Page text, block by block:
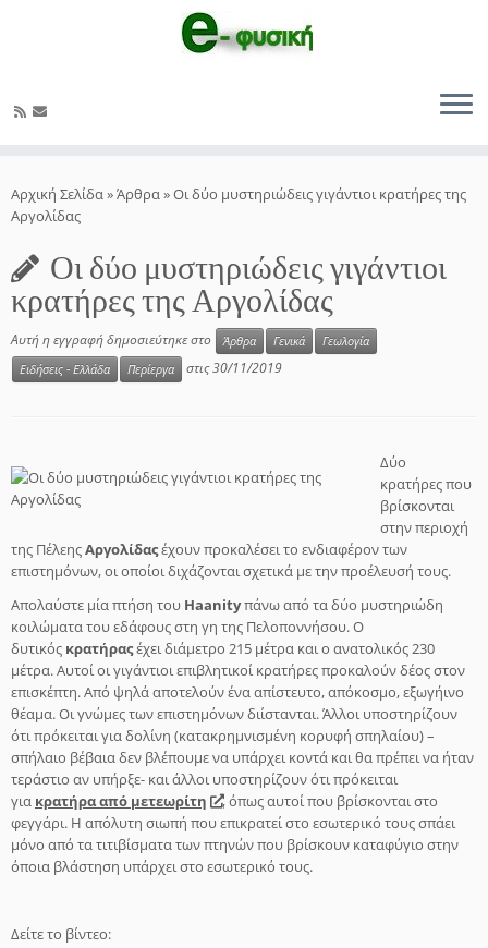
στο
περιεχόμενο
Αρχική Σελίδα»Άρθρα»Οι δύο μυστηριώδεις γιγάντιοι κρατήρες της
Αργολίδας
Οι δύο μυστηριώδεις γιγάντιοι
κρατήρες της Αργολίδας
Αυτή η εγγραφή δημοσιεύτηκε στο Άρθρα Γενικά
Γεωλογία
Ειδήσεις - Ελλάδα
Περίεργα στις30/11/2019
Δύο
κρατήρες που
βρίσκονται
στην περιοχή
της ΠέλεηςΑργολίδαςέχουν προκαλέσει το ενδιαφέρον των
επιστημόνων, οι οποίοι διχάζονται σχετικά με την προέλευσή τους.
Απολαύστε μία πτήση του Haanityπάνω από τα δύο μυστηριώδη
κοιλώματα του εδάφους στη γη της Πελοποννήσου. Ο
δυτικός κρατήραςέχει διάμετρο 215 μέτρα και ο ανατολικός 230
μέτρα. Αυτοί οι γιγάντιοι επιβλητικοί κρατήρες προκαλούν δέος στον
επισκέπτη. Από ψηλά αποτελούν ένα απίστευτο, απόκοσμο, εξωγήινο
θέαμα. Οι γνώμες των επιστημόνων διίστανται. Άλλοι υποστηρίζουν
ότι πρόκειται για δολίνη (κατακρημνισμένη κορυφή σπηλαίου) –
σπήλαιο βέβαια δεν βλέπουμε να υπάρχει κοντά και θα πρέπει να ήταν
τεράστιο αν υπήρξε- και άλλοι υποστηρίζουν ότι πρόκειται
για κρατήρα από μετεωρίτη
, όπως αυτοί που βρίσκονται στο
φεγγάρι. Η απόλυτη σιωπή που επικρατεί στο εσωτερικό τους σπάει
μόνο από τα τιτιβίσματα των πτηνών που βρίσκουν καταφύγιο στην
όποια βλάστηση υπάρχει στο εσωτερικό τους.
Δείτε το βίντεο: